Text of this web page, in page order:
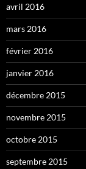
avril 2016
mars 2016
février 2016
janvier 2016
décembre 2015
novembre 2015
octobre 2015
septembre 2015